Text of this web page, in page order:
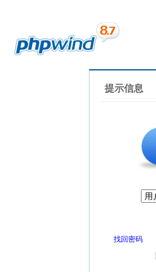
提示信息
找回密码